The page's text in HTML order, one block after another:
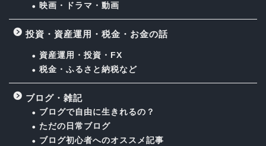
映画・ドラマ・動画
投資・資産運用・税金・お金の話
資産運用・投資・FX
税金・ふるさと納税など
ブログ・雑記
ブログで自由に生きれるの？
ただの日常ブログ
ブログ初心者へのオススメ記事